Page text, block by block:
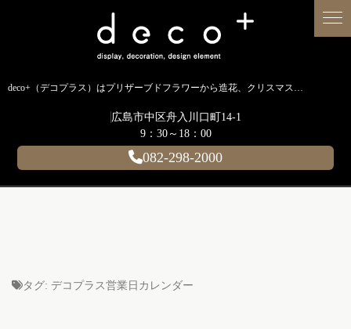
deco+（デコプラス）はプリザーブドフラワーから造花、クリスマス装飾、イルミネーションに至るまで扱う広島のディスプレイ専門ショップです。
広島市中区舟入川口町14-1
9：30～18：00
082-298-2000
タグ: デコプラス営業日カレンダー